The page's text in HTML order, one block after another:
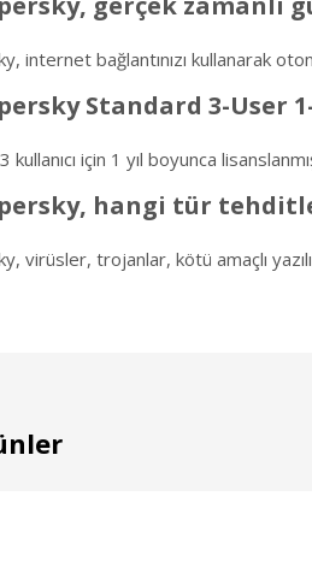
internet bağlantınızı kullanarak
Standard 3-User
kullanıcı için 1 yıl boyunca
hangi tür
virüsler, trojanlar, kötü amaçlı